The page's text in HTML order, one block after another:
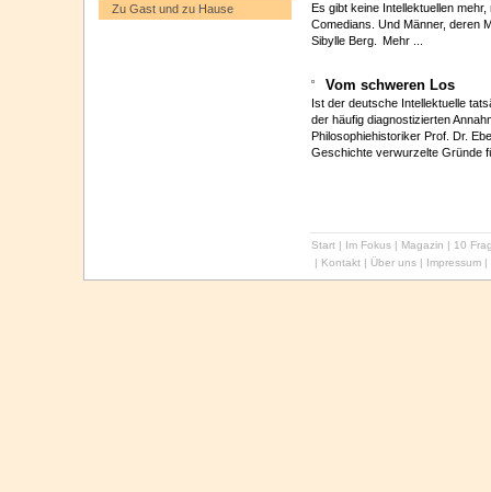
Zu Gast und zu Hause
Es gibt keine Intellektuellen
Comedians. Und Männer, deren
Sibylle Berg.
Mehr ...
Vom schweren Los
Ist der deutsche Intellektuelle
der häufig diagnostizierten
Philosophiehistoriker Prof. Dr.
Geschichte verwurzelte Gründe
Start | Im Fokus | Magazin | 10
| Kontakt | Über uns | Impressum |